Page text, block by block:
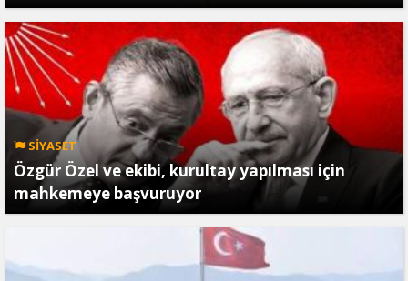
SİYASET
Özgür Özel ve ekibi, kurultay yapılması için
mahkemeye başvuruyor